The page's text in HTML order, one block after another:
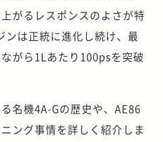
がるレスポンスのよさが特
ンは正統に進化し続け、最
がら1Lあたり100psを突破
名機4A-Gの歴史や、AE86
ング事情を詳しく紹介しま